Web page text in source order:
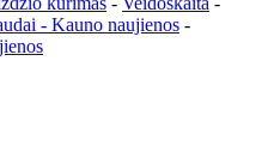
- Kauno naujienos -